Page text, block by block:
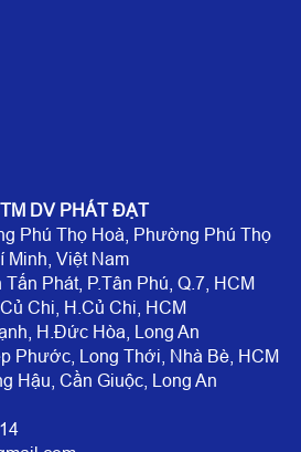
DV PHÁT ĐẠT
Phú Thọ Hoà, Phường Phú Thọ
Minh, Việt Nam
Tấn Phát, P.Tân Phú, Q.7, HCM
Chi, H.Củ Chi, HCM
H.Đức Hòa, Long An
Phước, Long Thới, Nhà Bè, HCM
Hậu, Cần Giuộc, Long An